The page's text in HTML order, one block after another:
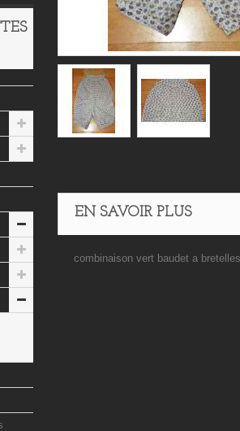
EN SAVOIR PLUS
combinaison vert baudet a